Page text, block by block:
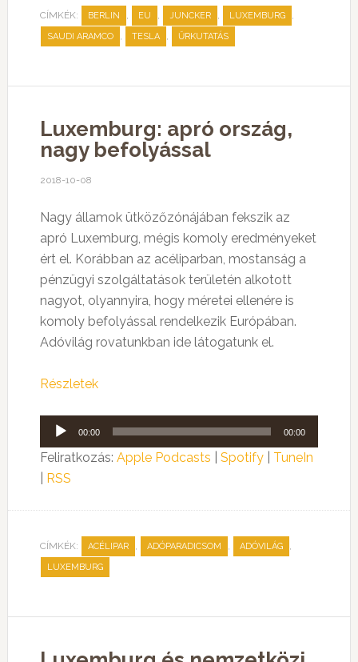
CÍMKÉK: BERLIN , EU , JUNCKER , LUXEMBURG ,
SAUDI ARAMCO , TESLA , ŰRKUTATÁS
Luxemburg: apró ország,
nagy befolyással
2018-10-08
Nagy államok ütközőzónájában fekszik az
apró Luxemburg, mégis komoly eredményeket
ért el. Korábban az acéliparban, mostanság a
pénzügyi szolgáltatások területén alkotott
nagyot, olyannyira, hogy méretei ellenére is
komoly befolyással rendelkezik Európában.
Adóvilág rovatunkban ide látogatunk el.
Részletek
Audió
lejátszó
00:00 00:00
Feliratkozás: Apple Podcasts Spotify| TuneIn
RSS
CÍMKÉK: ACÉLIPAR , ADÓPARADICSOM , ADÓVILÁG ,
LUXEMBURG